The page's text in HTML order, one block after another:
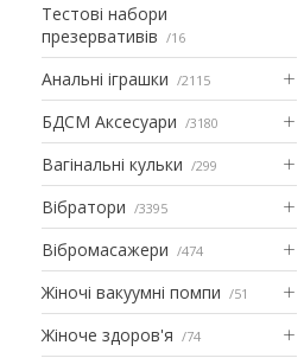
Тестові набори
презервативів
16
Анальні іграшки 2115
БДСМ Аксесуари 3180
Вагінальні кульки 299
Вібратори 3395
Вібромасажери 474
Жіночі вакуумні помпи 51
Жіноче здоров'я 74